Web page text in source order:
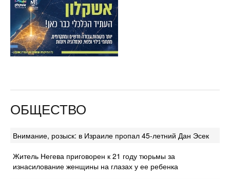
ОБЩЕСТВО
Внимание, розыск: в Израиле пропал 45-летний Дан Эсек
Житель Негева приговорен к 21 году тюрьмы за
изнасилование женщины на глазах у ее ребенка